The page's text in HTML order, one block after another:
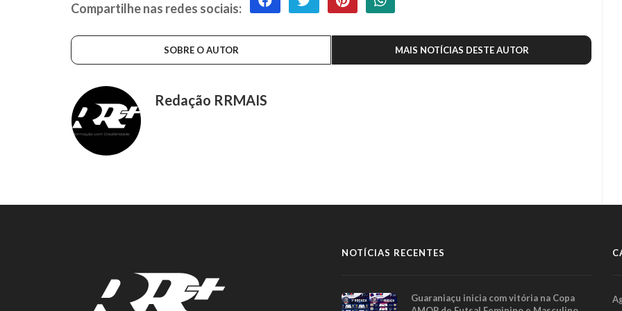
Compartilhe nas redes sociais:
SOBRE O AUTOR MAIS NOTÍCIAS DESTE AUTOR
Redação RRMAIS
NOTÍCIAS RECENTES
Guaraniaçu inicia com vitória na Copa